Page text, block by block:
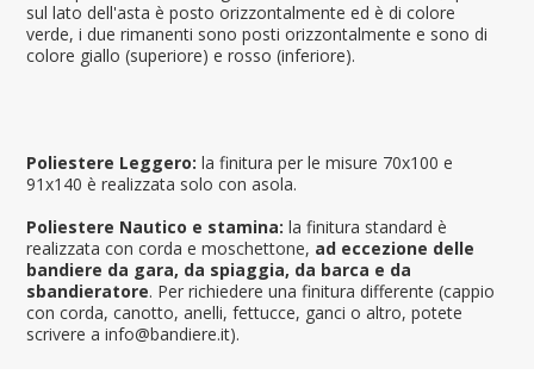
sul lato dell'asta è posto orizzontalmente ed è di colore
verde, i due rimanenti sono posti orizzontalmente e sono di
colore giallo (superiore) e rosso (inferiore).
Poliestere Leggero: la finitura per le misure 70x100 e
91x140 è realizzata solo con asola.
Poliestere Nautico e stamina: la finitura standard è
realizzata con corda e moschettone, ad eccezione delle
bandiere da gara, da spiaggia, da barca e da
sbandieratore. Per richiedere una finitura differente (cappio
con corda, canotto, anelli, fettucce, ganci o altro, potete
scrivere a info@bandiere.it).